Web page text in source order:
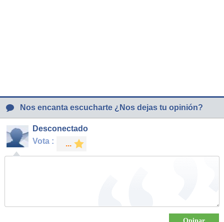
Nos encanta escucharte ¿Nos dejas tu opinión?
Desconectado
Vota :